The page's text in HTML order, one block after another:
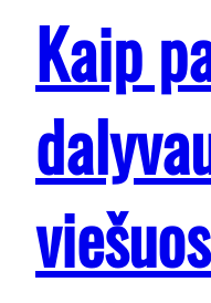
Kaip